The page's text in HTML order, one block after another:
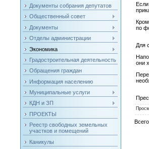
Документы собрания депутатов
Общественный совет
Документы
Отделы администрации
Экономика
Градостроительная деятельность
Обращения граждан
Информация населению
Муниципальные услуги
КДН и ЗП
ПРОЕКТЫ
Реестр свободных земельных
участков и помещений
Каникулы
по
Для
они